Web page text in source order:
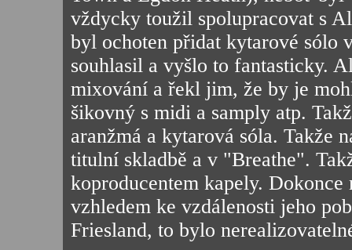
vždycky toužil spolupracovat s
byl ochoten přidat kytarové sólo
souhlasil a vyšlo to fantasticky.
mixování a řekl jim, že by je
šikovný s midi a samply atp.
aranžmá a kytarová sóla. Takže
titulní skladbě a v "Breathe".
koproducentem kapely.
vzhledem ke vzdálenosti jeho
Friesland, to bylo